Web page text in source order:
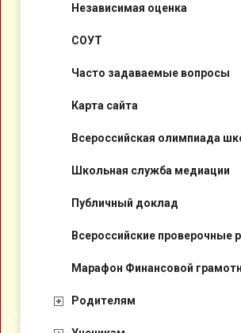
Независимая оценка
СОУТ
Часто задаваемые вопросы
Карта сайта
Всероссийская олимпиада
Школьная служба медиации
Публичный доклад
Всероссийские проверочные
Марафон Финансовой
Родителям